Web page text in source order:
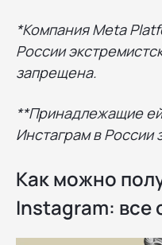
*Компания Meta
России
запрещена.
**Принадлежащие
Инстаграм в России
Как можно
Instagram: все